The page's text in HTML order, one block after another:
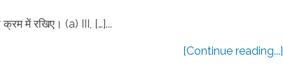
क्रम में रखिए। (a) III, […]...
[Continue reading...]